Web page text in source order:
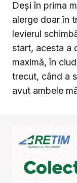
Deși în prima
alerge doar în
levierul
start, acesta a
maximă, în
trecut, când a
avut ambele